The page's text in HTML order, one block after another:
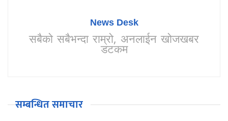
News Desk
सबैको सबैभन्दा राम्रो, अनलाईन खोजखबर
डटकम
सम्बन्धित समाचार